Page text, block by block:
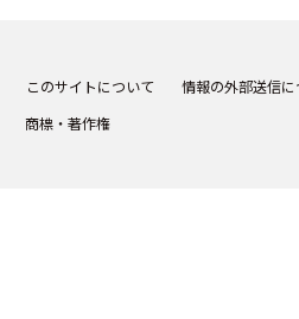
このサイトについて
情報の外部送信
商標・著作権